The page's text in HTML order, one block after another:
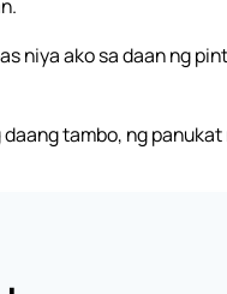
niya ako sa daan ng
tambo, ng